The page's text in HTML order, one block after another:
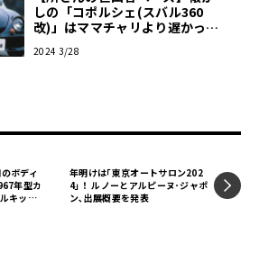
しの「コポルシェ(スバル360
改)」はママチャリより遅かっ
2024 3/28
ボディ
年型カ
キット
年明けは｢東京オートサロン202
4｣！ ルノーとアルピーヌ･ジャポ
ン､出展概要を発表